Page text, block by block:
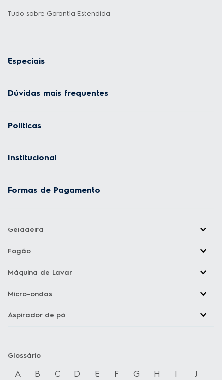
Tudo sobre Garantia Estendida
Especiais
Dúvidas mais frequentes
Políticas
Institucional
Formas de Pagamento
Geladeira
Fogão
Máquina de Lavar
Micro-ondas
Aspirador de pó
Glossário
A B C D E F G H I J K